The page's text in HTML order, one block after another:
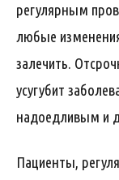
регулярным
любые
залечить.
усугубит
надоедливым и
Пациенты,